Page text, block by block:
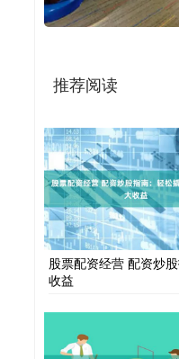
推荐阅读
股票配资经营 配资炒
收益